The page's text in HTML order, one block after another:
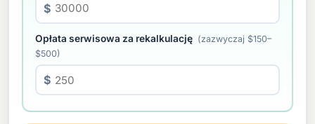
$
Opłata serwisowa za rekalkulację (zazwyczaj $150–
$500)
$